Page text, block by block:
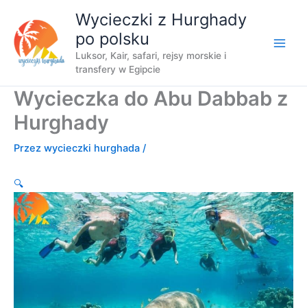
treści
Wycieczki z Hurghady
po polsku
Luksor, Kair, safari, rejsy morskie i
transfery w Egipcie
Wycieczka do Abu Dabbab z
Hurghady
Przez wycieczki hurghada /
🔍